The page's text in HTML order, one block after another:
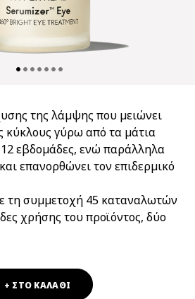
της λάμψης που μειώνει
κύκλους γύρω από τα μάτια
εβδομάδες, ενώ παράλληλα
επανορθώνει τον επιδερμικό
τη συμμετοχή 45 καταναλωτών
χρήσης του προϊόντος, δύο
+ ΣΤΟ ΚΑΛΑΘΙ